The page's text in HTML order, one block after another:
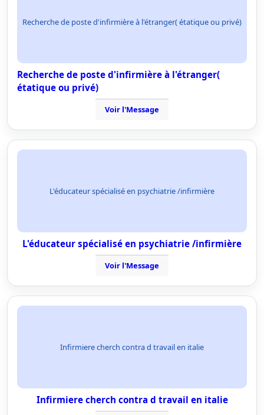
Recherche de poste d'infirmière à l'étranger( étatique ou privé)
Recherche de poste d'infirmière à l'étranger(
étatique ou privé)
Voir l'Message
L'éducateur spécialisé en psychiatrie /infirmière
L'éducateur spécialisé en psychiatrie /infirmière
Voir l'Message
Infirmiere cherch contra d travail en italie
Infirmiere cherch contra d travail en italie